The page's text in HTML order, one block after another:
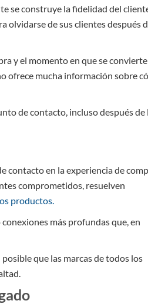
se construye la fidelidad del
olvidarse de sus clientes después
y el momento en que se
ofrece mucha información sobre
de contacto, incluso después de
contacto en la experiencia de
comprometidos, resuelven
productos.
más profundas que, en
que las marcas de todos los